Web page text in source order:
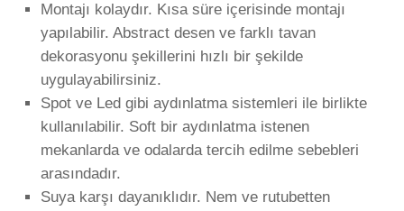
Montajı kolaydır. Kısa süre içerisinde montajı
yapılabilir. Abstract desen ve farklı tavan
dekorasyonu şekillerini hızlı bir şekilde
uygulayabilirsiniz.
Spot ve Led gibi aydınlatma sistemleri ile birlikte
kullanılabilir. Soft bir aydınlatma istenen
mekanlarda ve odalarda tercih edilme sebebleri
arasındadır.
Suya karşı dayanıklıdır. Nem ve rutubetten